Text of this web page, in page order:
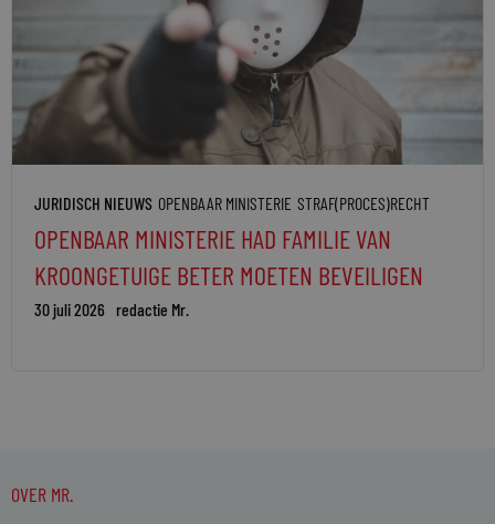
JURIDISCH NIEUWS OPENBAAR MINISTERIE STRAF(PROCES)RECHT
OPENBAAR MINISTERIE HAD FAMILIE VAN
KROONGETUIGE BETER MOETEN BEVEILIGEN
30 juli 2026 redactie Mr.
OVER MR.